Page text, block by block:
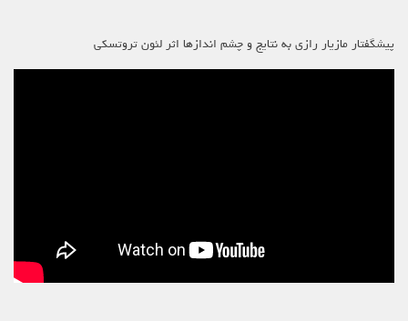
پیشگفتار مازیار رازی به نتایج و چشم اندازها اثر لئون تروتسکی